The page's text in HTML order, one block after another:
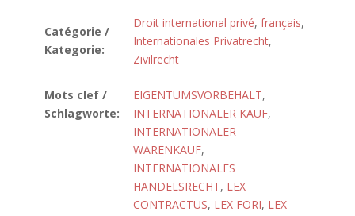
Catégorie /
Kategorie:
Droit international privé, français,
Internationales Privatrecht,
Zivilrecht
Mots clef /
Schlagworte:
EIGENTUMSVORBEHALT,
INTERNATIONALER KAUF,
INTERNATIONALER
WARENKAUF,
INTERNATIONALES
HANDELSRECHT, LEX
CONTRACTUS, LEX FORI, LEX